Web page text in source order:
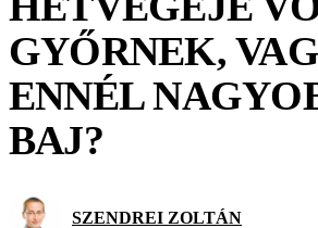
GYŐRNEK,
ENNÉL
BAJ?
SZENDREI ZOLTÁN